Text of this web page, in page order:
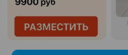
Продам итальянское ружье
Silma M70
80 000 руб.